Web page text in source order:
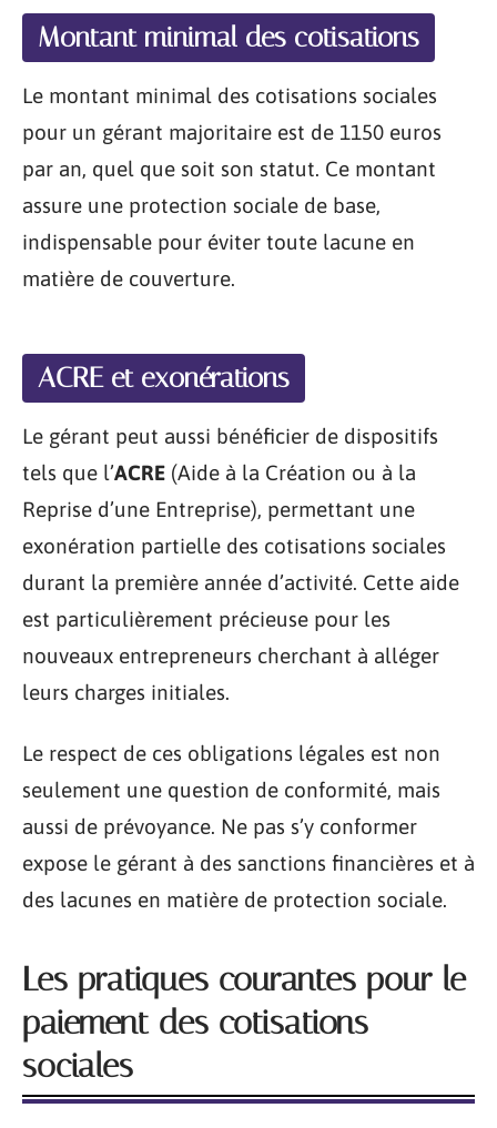
Montant minimal des cotisations
Le montant minimal des cotisations sociales
pour un gérant majoritaire est de 1150 euros
par an, quel que soit son statut. Ce montant
assure une protection sociale de base,
indispensable pour éviter toute lacune en
matière de couverture.
ACRE et exonérations
Le gérant peut aussi bénéficier de dispositifs
tels que l’ACRE (Aide à la Création ou à la
Reprise d’une Entreprise), permettant une
exonération partielle des cotisations sociales
durant la première année d’activité. Cette aide
est particulièrement précieuse pour les
nouveaux entrepreneurs cherchant à alléger
leurs charges initiales.
Le respect de ces obligations légales est non
seulement une question de conformité, mais
aussi de prévoyance. Ne pas s’y conformer
expose le gérant à des sanctions financières et à
des lacunes en matière de protection sociale.
Les pratiques courantes pour le
paiement des cotisations
sociales